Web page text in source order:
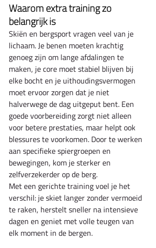
Waarom extra training zo
belangrijk is
Skiën en bergsport vragen veel van je
lichaam. Je benen moeten krachtig
genoeg zijn om lange afdalingen te
maken, je core moet stabiel blijven bij
elke bocht en je uithoudingsvermogen
moet ervoor zorgen dat je niet
halverwege de dag uitgeput bent. Een
goede voorbereiding zorgt niet alleen
voor betere prestaties, maar helpt ook
blessures te voorkomen. Door te werken
aan specifieke spiergroepen en
bewegingen, kom je sterker en
zelfverzekerder op de berg.
Met een gerichte training voel je het
verschil: je skiet langer zonder vermoeid
te raken, herstelt sneller na intensieve
dagen en geniet met volle teugen van
elk moment in de bergen.